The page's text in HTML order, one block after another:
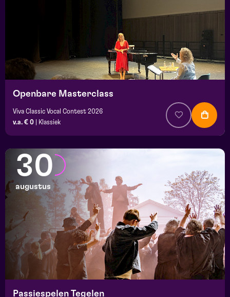
Openbare Masterclass
Viva Classic Vocal Contest 2026
v.a. € 0
Klassiek
30
augustus
Passiespelen Tegelen